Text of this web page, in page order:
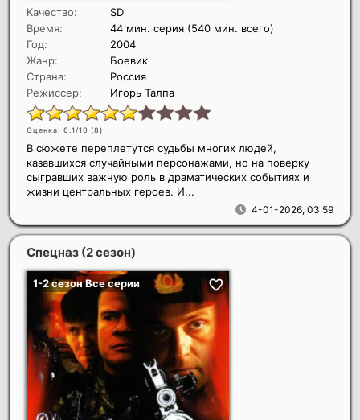
Качество:
SD
Время:
44 мин. серия (540 мин. всего)
Год:
2004
Жанр:
Боевик
Страна:
Россия
Режиссер:
Игорь Талпа
Оценка: 6.1/10 (8)
4-01-2026, 03:59
В сюжете переплетутся судьбы многих людей,
казавшихся случайными персонажами, но на поверку
сыгравших важную роль в драматических событиях и
жизни центральных героев. И...
Спецназ (2 сезон)